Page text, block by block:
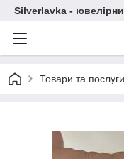
Silverlavka -
Товари та послуги